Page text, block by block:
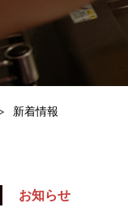
新着情報
お知らせ